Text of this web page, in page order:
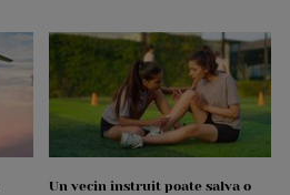
Un vecin instruit poate salva o